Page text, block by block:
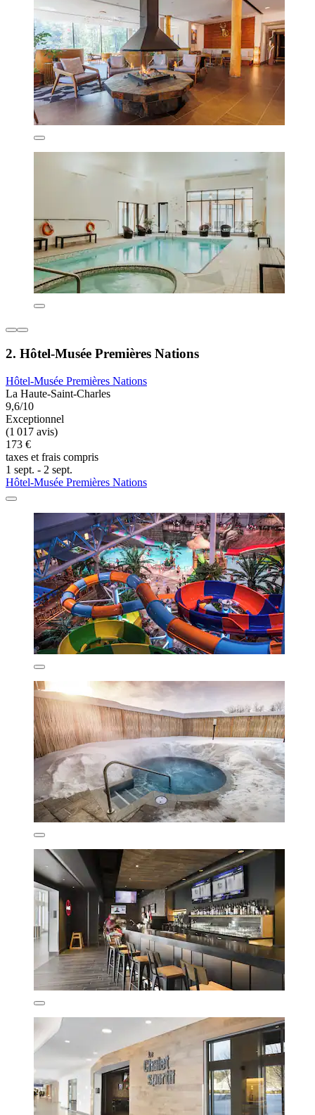
2. Hôtel-Musée Premières Nations
Hôtel-Musée Premières Nations
La Haute-Saint-Charles
9,6/10
Exceptionnel
(1 017 avis)
173 €
taxes et frais compris
1 sept. - 2 sept.
Hôtel-Musée Premières Nations